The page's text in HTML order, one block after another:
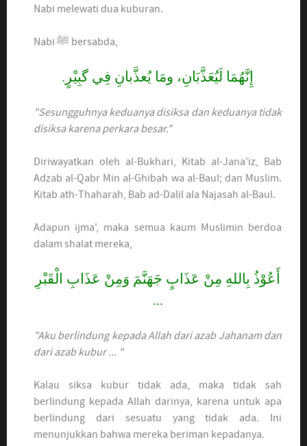
Nabi melewati dua kuburan.
Nabi ﷺ bersabda,
إِنَّهُمَا لَيُعَذَّبَانِ، ومَا يُعذَّبانِ فِي گبِيْرٍ.
"Sesungguhnya keduanya disiksa dan keduanya tidak
disiksa karena perkara besar."
Diriwayatkan oleh al-Bukhari, Kitab al-Jana'iz, Bab
Adzab al-Qabr Min al-Ghibah wa al-Baul; dan Muslim.
Kitab ath-Thaharah, Bab ad-Dalil ala Najasah al-Baul.
Adapun ijma', maka semua kaum Muslimin berdoa
dalam shalat mereka,
أَعُوْذُ بِاللهِ مِنْ عَذَابٍ جَهَنَّمَ وَمِنْ عَذَابِ الْقَبْرِ
...
"Aku berlindung kepada Allah dari azab Jahanam dan
dari azab kubur ... "
Kalau siksa kubur tidak ada, maka tidak sah
berlindung kepada Allah darinya, karena untuk apa
berlindung dari sesuatu yang tidak ada. Ini
menunjukkan bahwa mereka beriman kepadanya.